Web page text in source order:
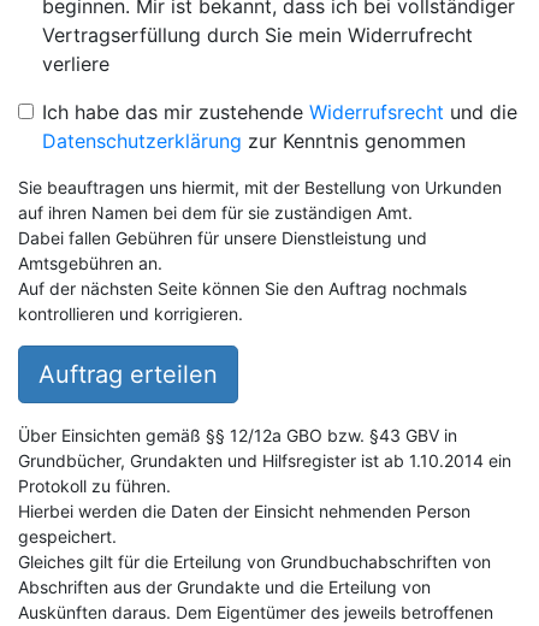
beginnen. Mir ist bekannt, dass ich bei vollständiger
Vertragserfüllung durch Sie mein Widerrufrecht
verliere
Ich habe das mir zustehende Widerrufsrecht und die
Datenschutzerklärung zur Kenntnis genommen
Sie beauftragen uns hiermit, mit der Bestellung von Urkunden
auf ihren Namen bei dem für sie zuständigen Amt.
Dabei fallen Gebühren für unsere Dienstleistung und
Amtsgebühren an.
Auf der nächsten Seite können Sie den Auftrag nochmals
kontrollieren und korrigieren.
Auftrag erteilen
Über Einsichten gemäß §§ 12/12a GBO bzw. §43 GBV in
Grundbücher, Grundakten und Hilfsregister ist ab 1.10.2014 ein
Protokoll zu führen.
Hierbei werden die Daten der Einsicht nehmenden Person
gespeichert.
Gleiches gilt für die Erteilung von Grundbuchabschriften von
Abschriften aus der Grundakte und die Erteilung von
Auskünften daraus. Dem Eigentümer des jeweils betroffenen